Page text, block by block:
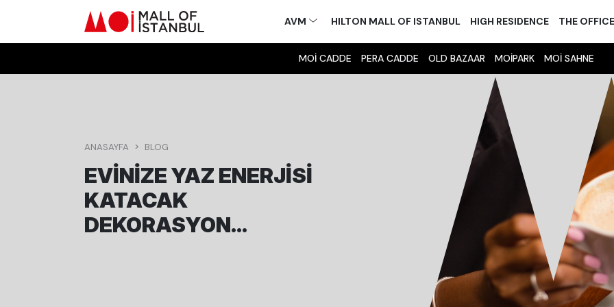
AVM HILTON MALL OF ISTANBUL HIGH RESIDENCE THE
MOİ CADDE PERA CADDE OLD BAZAAR MOİPARK MOİ SAHNE
ANASAYFA BLOG
EVINIZE YAZ ENERJISI
KATACAK
DEKORASYON